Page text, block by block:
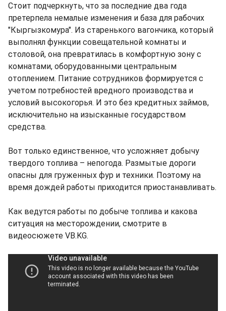
Стоит подчеркнуть, что за последние два года
претерпела немалые изменения и база для рабочих
"Кыргызкомура". Из старенького вагончика, который
выполнял функции совещательной комнаты и
столовой, она превратилась в комфортную зону с
комнатами, оборудованными центральным
отоплением. Питание сотрудников формируется с
учетом потребностей вредного производства и
условий высокогорья. И это без кредитных займов,
исключительно на изысканные государством
средства.
Вот только единственное, что усложняет добычу
твердого топлива – непогода. Размытые дороги
опасны для груженных фур и техники. Поэтому на
время дождей работы приходится приостанавливать.
Как ведутся работы по добыче топлива и какова
ситуация на месторождении, смотрите в
видеосюжете VB.KG.